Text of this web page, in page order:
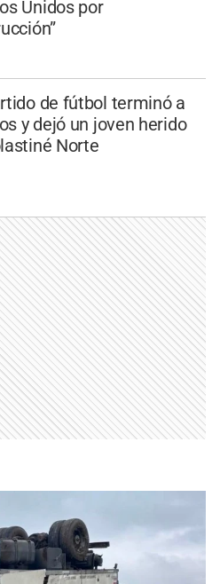
Unidos por
de fútbol terminó a
y dejó un joven herido
Norte